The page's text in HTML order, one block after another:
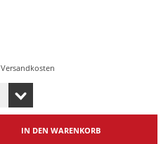
Versandkosten
IN DEN WARENKORB